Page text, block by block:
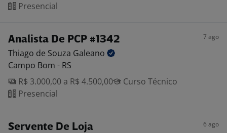
Presencial
Analista De PCP #1342 7 ago
Thiago de Souza Galeano
Campo Bom - RS
R$ 3.000,00 a R$ 4.500,00
Curso Técnico
Presencial
Servente De Loja 6 ago